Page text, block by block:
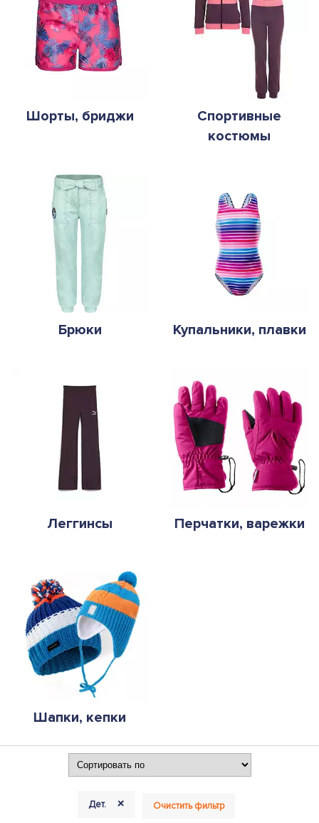
Шорты, бриджи
Спортивные
костюмы
Брюки Купальники, плавки
Леггинсы Перчатки, варежки
Шапки, кепки
Дет. + Очистить фильтр